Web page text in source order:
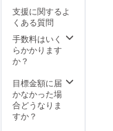
支援に関するよ
くある質問
手数料はいく
らかかります
か？
目標金額に届
かなかった場
合どうなりま
すか？